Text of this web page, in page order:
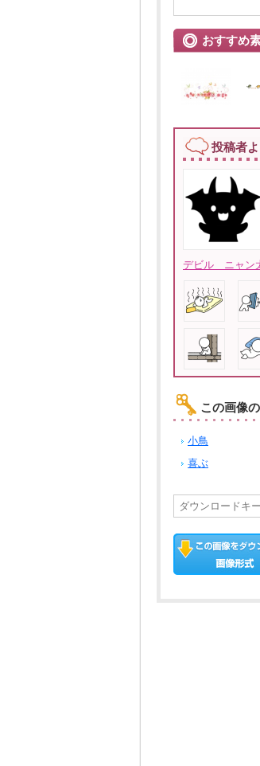
おすすめ
投稿者よ
デビル ニャン
この画像
小鳥
喜ぶ